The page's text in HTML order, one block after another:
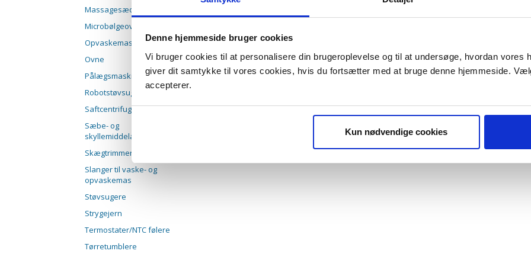
Denne hjemmeside bruger cookies
Vi bruger cookies til at personalisere din brugeroplevelse og til at undersøge, hvordan vores
giver dit samtykke til vores cookies, hvis du fortsætter med at bruge denne hjemmeside.
accepterer.
Kun nødvendige cookies
Massagesæde
Microbølgeovne
Opvaskemaskiner
Ovne
Pålægsmaskiner
Robotstøvsugere
Saftcentrifuger
Sæbe- og
skyllemiddelautomater
Skægtrimmere
Slanger til vaske- og
opvaskemas
Støvsugere
Strygejern
Termostater/NTC følere
Tørretumblere